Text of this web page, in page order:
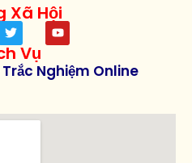
Xã Hội
Vụ
Nghiệm Online